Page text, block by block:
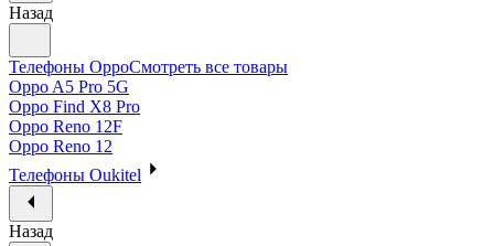
Назад
Телефоны OppoСмотреть все товары
Oppo A5 Pro 5G
Oppo Find X8 Pro
Oppo Reno 12F
Oppo Reno 12
Телефоны Oukitel
Назад